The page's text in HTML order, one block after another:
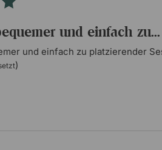
und einfach zu...
und einfach zu platzierender
)